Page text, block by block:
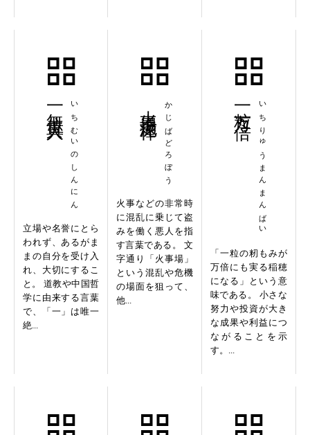
いちむいのしんにん
一無位真人
立場や名誉にとら
われず、あるがま
まの自分を受け入
れ、大切にするこ
と。 道教や中国哲
学に由来する言葉
で、「一」は唯一
絶...
かじばどろぼう
火事などの非常時
に混乱に乗じて盗
みを働く悪人を指
す言葉である。 文
字通り「火事場」
という混乱や危機
の場面を狙って、
他...
いちりゅうまんまんばい
一粒万々倍
「一粒の籾もみが
万倍にも実る稲穂
になる」という意
味である。 小さな
努力や投資が大き
な成果や利益につ
ながることを示
す。...